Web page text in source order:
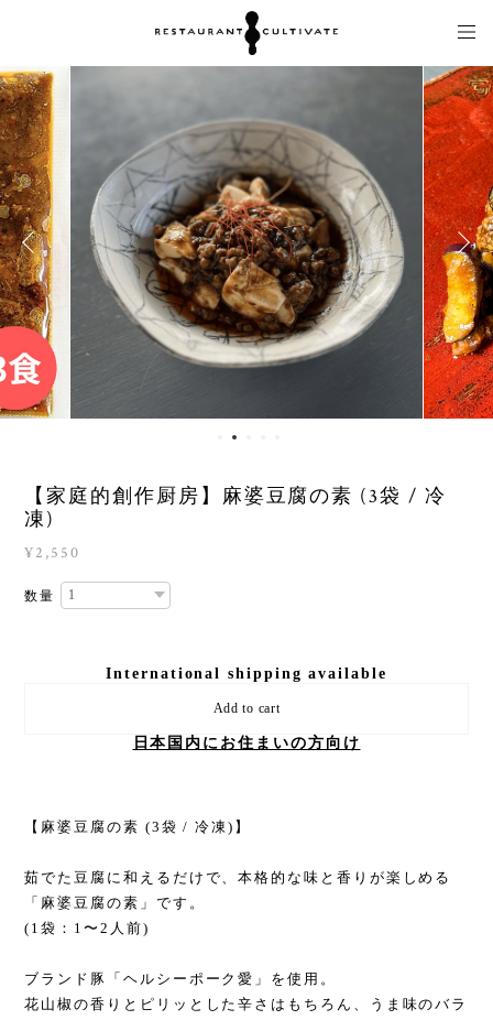
【家庭的創作厨房】麻婆豆腐の素 (3袋 / 冷
凍)
¥2,550
数量
International shipping available
Add to cart
日本国内にお住まいの方向け
【麻婆豆腐の素 (3袋 / 冷凍)】
茹でた豆腐に和えるだけで、本格的な味と香りが楽しめる
「麻婆豆腐の素」です。
(1袋：1〜2人前)
ブランド豚「ヘルシーポーク愛」を使用。
花山椒の香りとピリッとした辛さはもちろん、うま味のバラ